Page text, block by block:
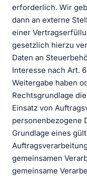
erforderlich. Wir
dann an externe
einer
gesetzlich hierzu
Daten an
Interesse nach Art.
Weitergabe haben
Rechtsgrundlage
Einsatz von
personenbezogene
Grundlage eines
gemeinsamen
gemeinsame